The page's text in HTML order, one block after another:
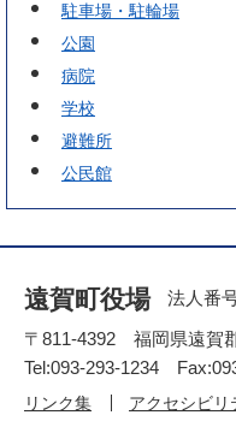
駐車場・駐輪場
公園
病院
学校
避難所
公民館
遠賀町役場
法人番
〒811-4392 福岡県遠賀
Tel:093-293-1234
リンク集 アクセシビリ